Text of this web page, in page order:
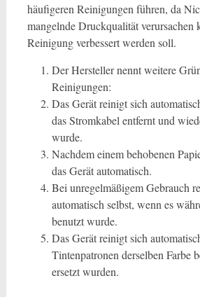
häufigeren Reinigungen führen, da
mangelnde Druckqualität verursachen
Reinigung verbessert werden soll.
Der Hersteller nennt weitere
Reinigungen:
Das Gerät reinigt sich
das Stromkabel entfernt und
wurde.
Nachdem einem behobenen
das Gerät automatisch.
Bei unregelmäßigem Gebrauch
automatisch selbst, wenn es
benutzt wurde.
Das Gerät reinigt sich
Tintenpatronen derselben Farbe
ersetzt wurden.